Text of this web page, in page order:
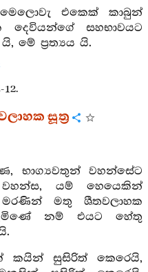
එකෙක් කාබුන්
සහභාවයට
මේ ප්‍රත්‍යය යි.
12.
සූත්‍ර
භාග්‍යවතුන් වහන්සේට
යම් හෙයෙකින්
මතු ශීතවලාහක
නම් එයට හේතු
කයින් සුසිරිත් කෙරෙයි,